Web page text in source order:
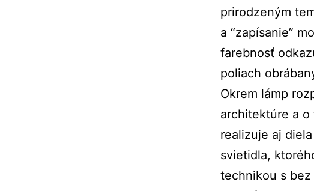
prirodzeným
a “zapísanie”
farebnosť
poliach
Okrem lámp
architektúre a o
realizuje aj
svietidla,
technikou s